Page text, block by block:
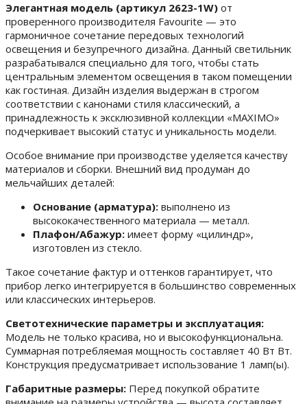
Элегантная модель (артикул 2623-1W) от
проверенного производителя Favourite — это
гармоничное сочетание передовых технологий
освещения и безупречного дизайна. Данный светильник
разрабатывался специально для того, чтобы стать
центральным элементом освещения в таком помещении
как гостиная. Дизайн изделия выдержан в строгом
соответствии с канонами стиля классический, а
принадлежность к эксклюзивной коллекции «MAXIMO»
подчеркивает высокий статус и уникальность модели.
Особое внимание при производстве уделяется качеству
материалов и сборки. Внешний вид продуман до
мельчайших деталей:
Основание (арматура): выполнено из
высококачественного материала — металл.
Плафон/Абажур: имеет форму «цилиндр»,
изготовлен из стекло.
Такое сочетание фактур и оттенков гарантирует, что
прибор легко интегрируется в большинство современных
или классических интерьеров.
Светотехнические параметры и эксплуатация:
Модель не только красива, но и высокофункциональна.
Суммарная потребляемая мощность составляет 40 Вт Вт.
Конструкция предусматривает использование 1 ламп(ы).
Габаритные размеры: Перед покупкой обратите